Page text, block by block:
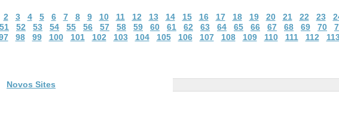
2 3 4 5 6 7 8 9 10 11 12 13 14 15 16 17 18 19 20 21 22 23
51 52 53 54 55 56 57 58 59 60 61 62 63 64 65 66 67 68 69 70
98 99 100 101 102 103 104 105 106 107 108 109 110 111 112
Novos Sites